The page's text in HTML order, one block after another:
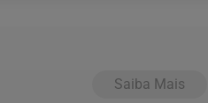
Saiba Mais